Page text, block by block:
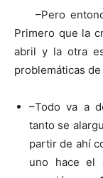
–Pero
Primero que la
abril y la otra
problemáticas de
–Todo va a
tanto se
partir de ahí
uno hace el